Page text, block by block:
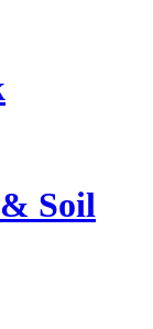
Soil